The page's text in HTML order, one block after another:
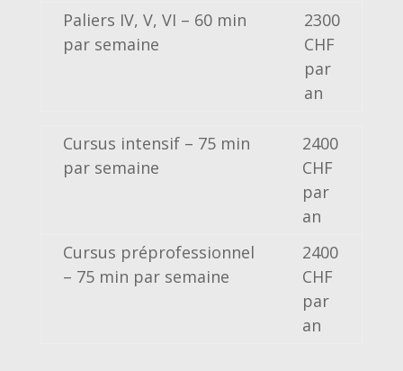
Paliers IV, V, VI – 60 min
par semaine
2300
CHF
par
an
Cursus intensif – 75 min
par semaine
2400
CHF
par
an
Cursus préprofessionnel
– 75 min par semaine
2400
CHF
par
an